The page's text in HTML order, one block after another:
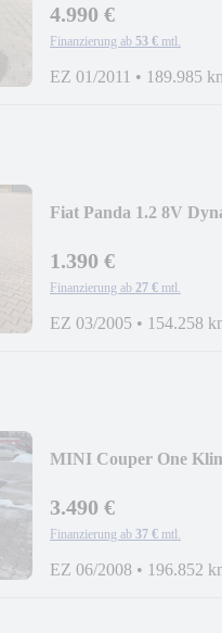
4.990 €
Finanzierung ab 53 € mtl.
EZ 01/2011 • 189.985
Fiat Panda 1.2 8V
1.390 €
Finanzierung ab 27 € mtl.
EZ 03/2005 • 154.258
MINI Couper One
3.490 €
Finanzierung ab 37 € mtl.
EZ 06/2008 • 196.852